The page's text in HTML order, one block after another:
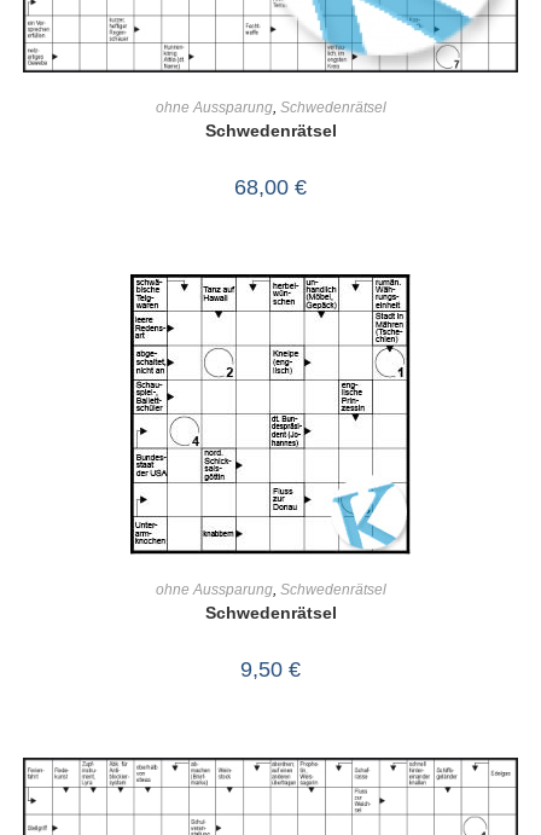
ohne Aussparung, Schwedenrätsel
Schwedenrätsel
68,00 €
ohne Aussparung, Schwedenrätsel
Schwedenrätsel
9,50 €